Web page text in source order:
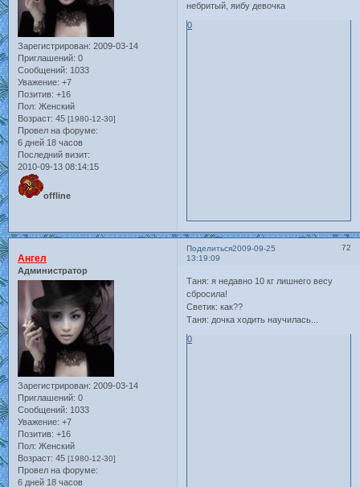
Зарегистрирован: 2009-03-14
Приглашений: 0
Сообщений: 1033
Уважение: +7
Позитив: +16
Пол: Женский
Возраст: 45 [1980-12-30]
Провел на форуме:
6 дней 18 часов
Последний визит:
2010-09-13 08:14:15
offline
небритый, яибу девочка
0
Поделиться 72
2009-09-25
13:19:09
Ангел
Администратор
Зарегистрирован: 2009-03-14
Приглашений: 0
Сообщений: 1033
Уважение: +7
Позитив: +16
Пол: Женский
Возраст: 45 [1980-12-30]
Провел на форуме:
6 дней 18 часов
Таня: я недавно 10 кг лишнего весу
сбросила!
Светик: как??
Таня: дочка ходить научилась...
0